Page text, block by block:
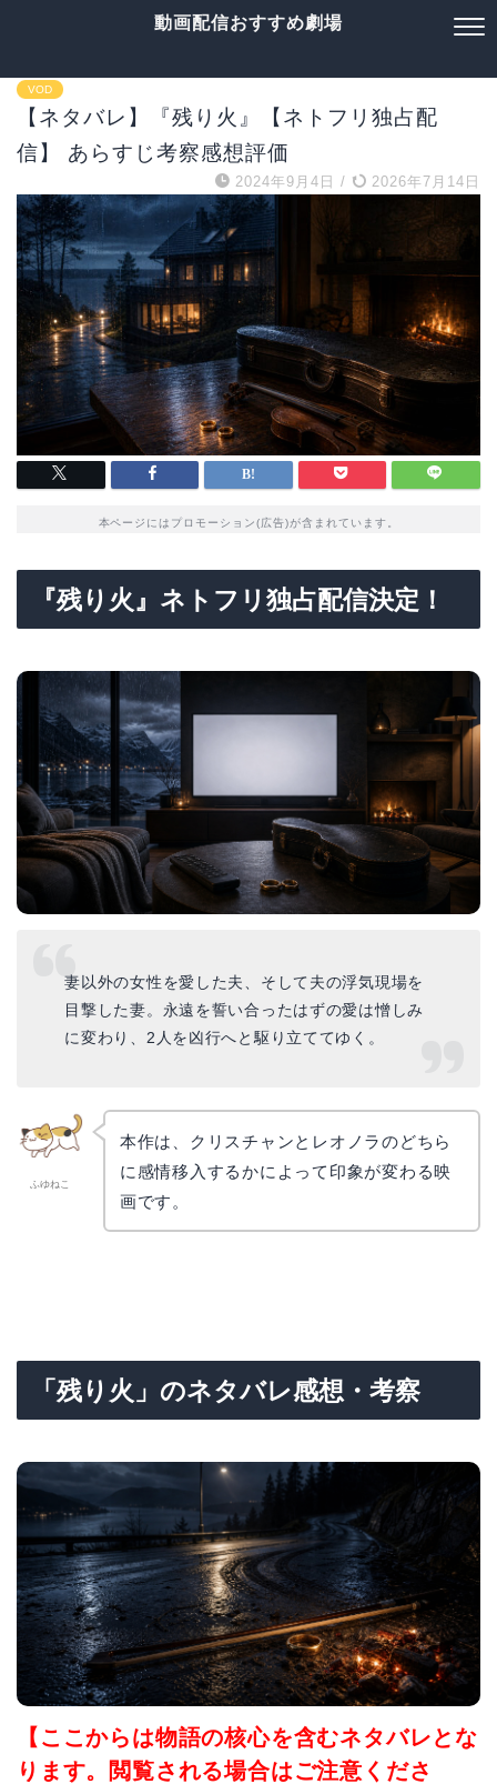
動画配信おすすめ劇場
VOD
【ネタバレ】『残り火』【ネトフリ独占配
信】 あらすじ考察感想評価
2024年9月4日 / 2026年7月14日
本ページにはプロモーション(広告)が含まれています。
『残り火』ネトフリ独占配信決定！
妻以外の女性を愛した夫、そして夫の浮気現場を
目撃した妻。永遠を誓い合ったはずの愛は憎しみ
に変わり、2人を凶行へと駆り立ててゆく。
ふゆねこ
本作は、クリスチャンとレオノラのどちら
に感情移入するかによって印象が変わる映
画です。
「残り火」のネタバレ感想・考察
【ここからは物語の核心を含むネタバレとな
ります。閲覧される場合はご注意くださ